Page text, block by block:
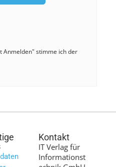
Anmelden" stimme ich der
Kontakt
IT Verlag für
Informationst